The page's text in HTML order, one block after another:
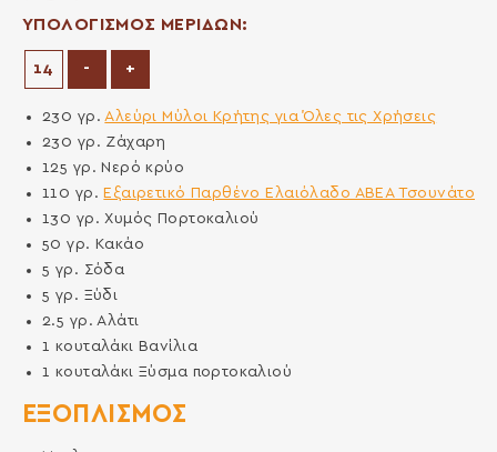
ΥΠΟΛΟΓΙΣΜΟΣ ΜΕΡΙΔΩΝ:
- Μείωση μερίδων
+Αύξηση μερίδων
230 γρ. Αλεύρι Μύλοι Κρήτης για Όλες τις Χρήσεις
230 γρ. Ζάχαρη
125 γρ.Νερό κρύο
110 γρ.Εξαιρετικό Παρθένο Ελαιόλαδο ΑΒΕΑ Τσουνάτο
130 γρ. Χυμός Πορτοκαλιού
50γρ. Κακάο
5 γρ. Σόδα
5 γρ. Ξύδι
2.5 γρ. Αλάτι
1 κουταλάκιΒανίλια
1 κουταλάκιΞύσμα πορτοκαλιού
ΕΞΟΠΛΙΣΜΌΣ